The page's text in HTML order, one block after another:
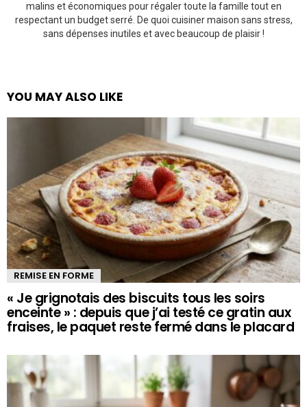
malins et économiques pour régaler toute la famille tout en
respectant un budget serré. De quoi cuisiner maison sans stress,
sans dépenses inutiles et avec beaucoup de plaisir !
YOU MAY ALSO LIKE
REMISE EN FORME
« Je grignotais des biscuits tous les soirs
enceinte » : depuis que j’ai testé ce gratin aux
fraises, le paquet reste fermé dans le placard